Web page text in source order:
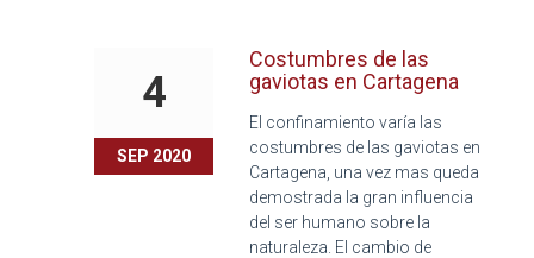
4
SEP 2020
Costumbres de las
gaviotas en Cartagena
El confinamiento varía las
costumbres de las gaviotas en
Cartagena, una vez mas queda
demostrada la gran influencia
del ser humano sobre la
naturaleza. El cambio de